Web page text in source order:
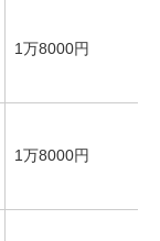
1万8000円
1万8000円